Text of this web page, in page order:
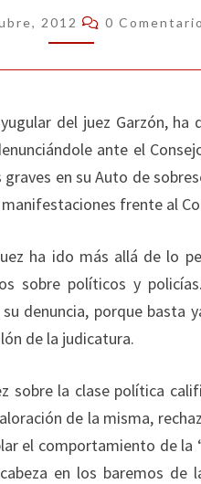
JUEZ
PEDRAZ
2012 Comentarios
0
del juez Garzón, ha
ante el
en su Auto de
frente al
ha ido más allá de lo
sobre políticos y
denuncia, porque basta
de la judicatura.
sobre la clase política
de la misma,
el comportamiento de la
en los baremos de